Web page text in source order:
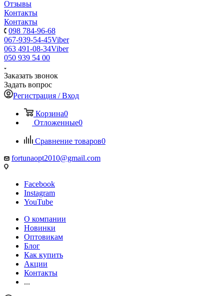
Отзывы
Контакты
Контакты
098 784-96-68
067-939-54-45Viber
063 491-08-34Viber
050 939 54 00
Заказать звонок
Задать вопрос
Регистрация / Вход
Корзина0
Отложенные0
Сравнение товаров0
fortunaopt2010@gmail.com
Facebook
Instagram
YouTube
О компании
Новинки
Оптовикам
Блог
Как купить
Акции
Контакты
...